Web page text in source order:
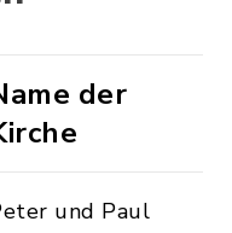
der
und Paul